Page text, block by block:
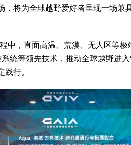
，将为全球越野爱好者呈现一场兼
中，直面高温、荒漠、无人区等
统等领先技术，推动全球越野进
行。